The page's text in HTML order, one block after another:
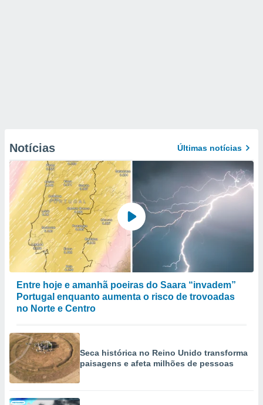
Notícias Últimas notícias
Entre hoje e amanhã poeiras do Saara “invadem”
Portugal enquanto aumenta o risco de trovoadas
no Norte e Centro
Seca histórica no Reino Unido transforma
paisagens e afeta milhões de pessoas